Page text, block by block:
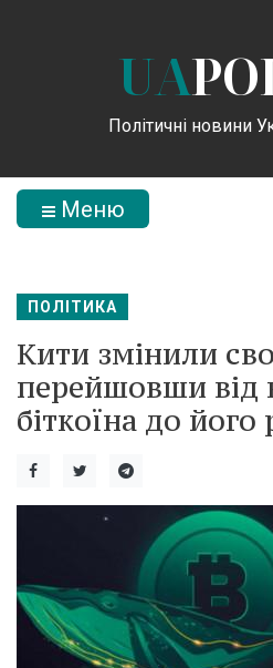
UA
Політичні новини
Меню
ПОЛІТИКА
Кити змінили
перейшовши від
біткоїна до його